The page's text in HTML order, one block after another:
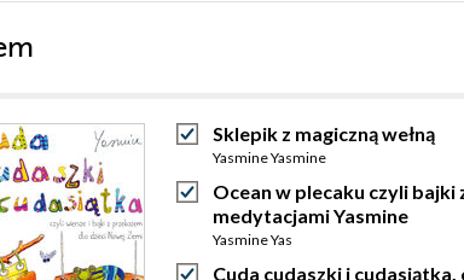
Sklepik z magiczną wełną
Yasmine Yasmine
Ocean w plecaku czyli bajki
medytacjami Yasmine
Yasmine Yas
Cuda cudaszki i cudasiątka.